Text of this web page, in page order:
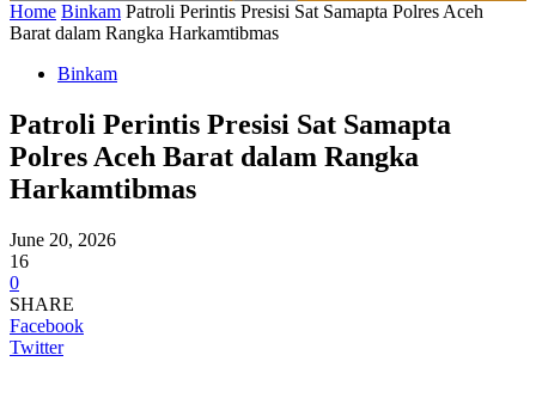
Home Binkam Patroli Perintis Presisi Sat Samapta Polres Aceh
Barat dalam Rangka Harkamtibmas
Binkam
Patroli Perintis Presisi Sat Samapta
Polres Aceh Barat dalam Rangka
Harkamtibmas
June 20, 2026
16
0
SHARE
Facebook
Twitter